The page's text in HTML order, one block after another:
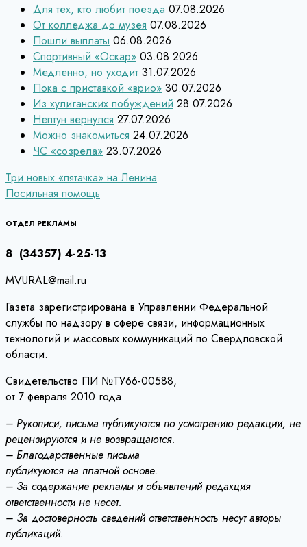
Для тех, кто любит поезда 07.08.2026
От колледжа до музея 07.08.2026
Пошли выплаты 06.08.2026
Спортивный «Оскар» 03.08.2026
Медленно, но уходит 31.07.2026
Пока с приставкой «врио» 30.07.2026
Из хулиганских побуждений 28.07.2026
Нептун вернулся 27.07.2026
Можно знакомиться 24.07.2026
ЧС «созрела» 23.07.2026
Навигация
по
записям
Три новых «пятачка» на Ленина
Посильная помощь
ОТДЕЛ РЕКЛАМЫ
8 (34357) 4-25-13
MVURAL@mail.ru
Газета зарегистрирована в Управлении Федеральной
службы по надзору в сфере связи, информационных
технологий и массовых коммуникаций по Свердловской
области.
Свидетельство ПИ №ТУ66-00588,
от 7 февраля 2010 года.
– Рукописи, письма публикуются по усмотрению редакции, не
рецензируются и не возвращаются.
– Благодарственные письма
публикуются на платной основе.
– За содержание рекламы и объявлений редакция
ответственности не несет.
– За достоверность сведений ответственность несут авторы
публикаций.